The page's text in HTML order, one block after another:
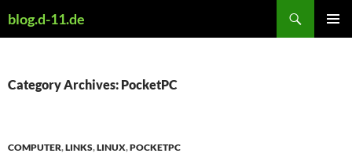
toblog.d-11.de
Category Archives: PocketPC
COMPUTER,LINKS,LINUX,POCKETPC